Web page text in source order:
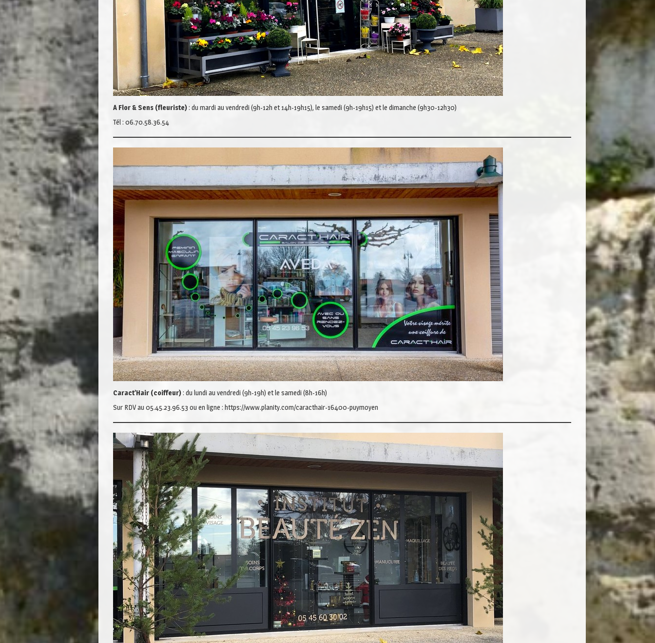
A Flor & Sens (fleuriste): du mardi au vendredi (9h-12h et 14h-19h15), le samedi (9h-19h15) et le dimanche (9h30-12h30)
Tél : 06.70.58.36.54
Caract’Hair (coiffeur): du lundi au vendredi (9h-19h) et le samedi (8h-16h)
Sur RDV au 05.45.23.96.53 ou en ligne : https://www.planity.com/caracthair-16400-puymoyen